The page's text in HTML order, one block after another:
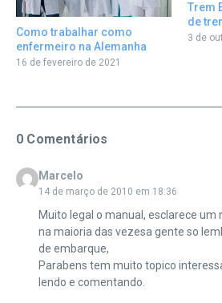
Como trabalhar como
enfermeiro na Alemanha
16 de fevereiro de 2021
Trem
de
3 de
0 Comentários
Marcelo
14 de março de 2010 em 18:36
Muito legal o manual, esclarece um
na maioria das vezesa gente so
de embarque,
Parabens tem muito topico
lendo e comentando.